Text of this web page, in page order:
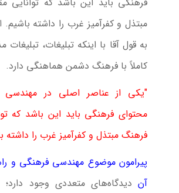
مبتذل و کفرآمیز غرب را داشته باشیم.
به قول آقا با اینکه تبلیغات،
کاملاً با فرهنگ دشمن هماهنگی دارد.
"یکی از عناصر اصلی در
محتوای فرهنگی باید این باشد که
فرهنگ مبتذل و کفرآمیز غرب را داشته
پیرامون موضوع مهندسی فرهنگی و
آن دیدگاه‌های متعددی وجود